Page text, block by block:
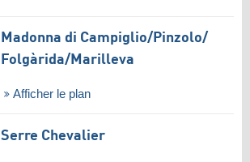
Madonna di Campiglio/​Pinzolo/​
Folgàrida/​Marilleva
Afficher le plan
Serre Chevalier